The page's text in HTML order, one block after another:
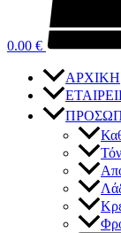
0.00 €
ΑΡΧΙΚΗ